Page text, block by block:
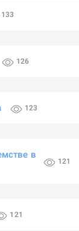
133
126
123
в
121
121